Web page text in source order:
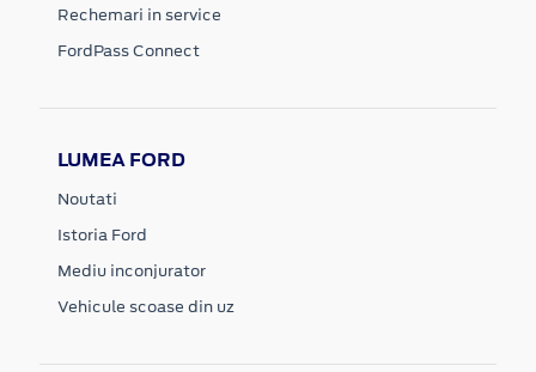
Rechemari in service
FordPass Connect
LUMEA FORD
Noutati
Istoria Ford
Mediu inconjurator
Vehicule scoase din uz